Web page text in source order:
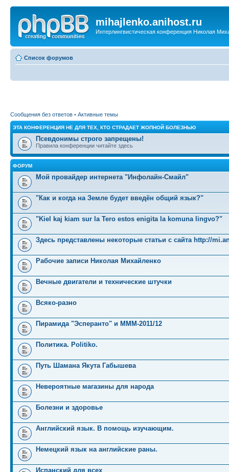
mihajlenko.anihost.ru
Интерлингвистическая конференция Николая
Список форумов
Сообщения без ответов • Активные темы
ЭТА КОНФЕРЕНЦИЯ НЕ ДЛЯ ТЕХ, КТО СТРАДАЕТ ЖОПНОЙ БОЛЕЗНЬЮ
Псевдонимы строго запрещены!
Правила конференции читайте здесь
ФОРУМ
Мой провайдер интернета "Инфолайн-Смайл"
"Как и когда на Земле будет введён общий язык?"
"Kiel kaj kiam sur la Tero estos enigita la komuna lingvo?"
Здесь представлены некоторые статьи с сайта http://
Рабочие записи Николая Михайленко
Вечные двигатели и технические штучки
Всяко-разно
Пирамида "Эсперанто" и MMM-2011/12
Политика. Politiko.
Путь Шамана Якута Габышева
Невероятные магазины для народа
Болезни и здоровье
Английский язык. В помощь изучающим.
Немецкий язык на английские раны.
Испанский для всех